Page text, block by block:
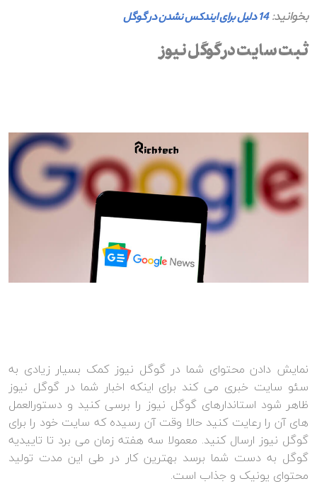
بخوانید:14 دلیل برای ایندکس نشدن در گوگل
ثبت سایت در گوگل نیوز
نمایش دادن محتوای شما در گوگل نیوز کمک بسیار زیادی به
سئو سایت خبری می کند برای اینکه اخبار شما در گوگل نیوز
ظاهر شود استاندارهای گوگل نیوز را برسی کنید و دستورالعمل
های آن را رعایت کنید حالا وقت آن رسیده که سایت خود را برای
گوگل نیوز ارسال کنید. معمولا سه هفته زمان می برد تا تاییدیه
گوگل به دست شما برسد بهترین کار در طی این مدت تولید
محتوای یونیک و جذاب است.